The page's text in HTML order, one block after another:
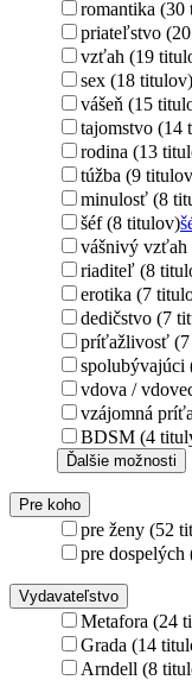
romantika (30
priateľstvo
vzťah (19
sex (18 titulov)
vášeň (15
tajomstvo (14
rodina (13
túžba (9
minulosť (8
šéf (8 titulov)
vášnivý
riaditeľ (8
erotika (7
dedičstvo (7
príťažlivosť
spolubývajúci
vdova /
vzájomná
BDSM (4
Ďalšie možnosti
Pre koho
pre ženy (52
pre
Vydavateľstvo
Metafora (24
Grada (14
Arndell (8